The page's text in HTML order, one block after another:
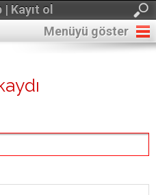
Kayıt ol
Menüyü göster